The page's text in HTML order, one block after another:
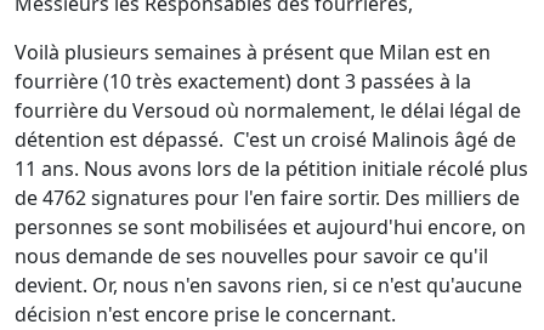
Voilà plusieurs semaines à présent que Milan est en
fourrière (10 très exactement) dont 3 passées à la
fourrière du Versoud où normalement, le délai légal de
détention est dépassé. C'est un croisé Malinois âgé de
11 ans. Nous avons lors de la pétition initiale récolé plus
de 4762 signatures pour l'en faire sortir. Des milliers de
personnes se sont mobilisées et aujourd'hui encore, on
nous demande de ses nouvelles pour savoir ce qu'il
devient. Or, nous n'en savons rien, si ce n'est qu'aucune
décision n'est encore prise le concernant.